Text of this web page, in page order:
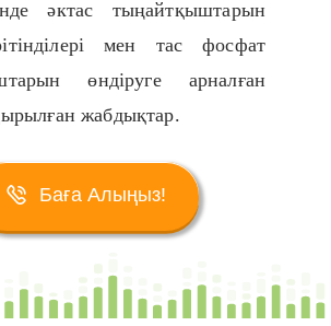
әктас тыңайтқыштарын
мен тас фосфат
өндіруге арналған
жабдықтар.
Баға Алыңыз!